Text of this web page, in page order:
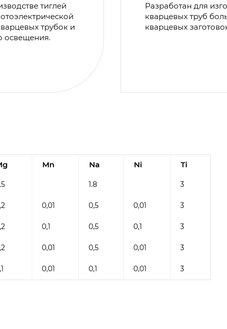
тиглей
трубок и
освещения.
Разработан для
кварцевых труб
кварцевых
Mn Na Ni Ti
1.8 3
0,01 0,5 0,01 3
0,1 0,5 0,1 3
0,01 0,5 0,01 3
0,01 0,1 0,01 3